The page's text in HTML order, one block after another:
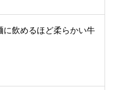
に飲めるほど柔らかい牛